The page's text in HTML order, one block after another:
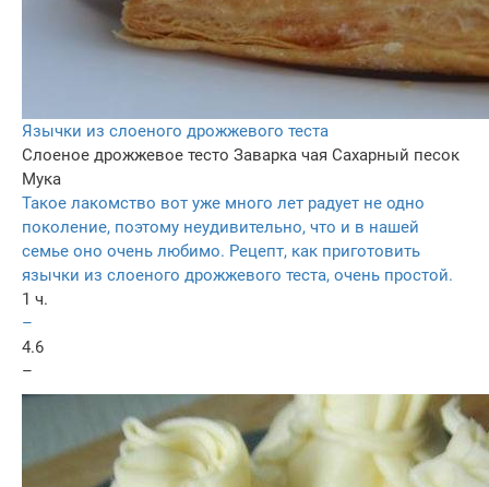
Язычки из слоеного дрожжевого теста
Слоеное дрожжевое тесто Заварка чая Сахарный песок
Мука
Такое лакомство вот уже много лет радует не одно
поколение, поэтому неудивительно, что и в нашей
семье оно очень любимо. Рецепт, как приготовить
язычки из слоеного дрожжевого теста, очень простой.
1 ч.
–
4.6
–